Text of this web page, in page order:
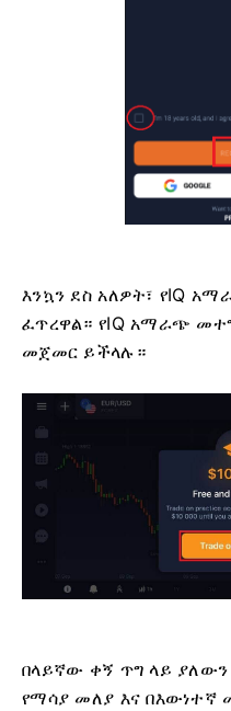
እንኳን ደስ አለዎት፣ የIQ
ፈጥረዋል። የIQ አማራጭ
መጀመር ይችላሉ።
በላይኛው ቀኝ ጥግ ላይ ያለውን
የማሳያ መለያ እና በእውነተኛ